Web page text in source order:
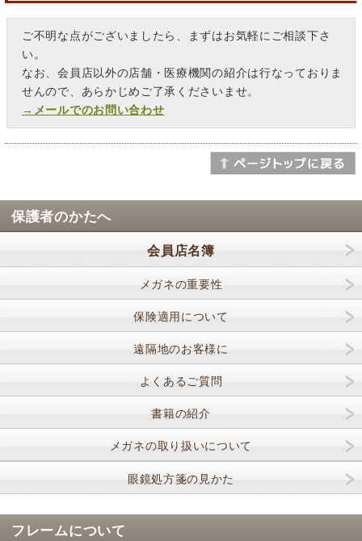
ご不明な点がございましたら、まずはお気軽にご相談下さ
い。
なお、会員店以外の店舗・医療機関の紹介は行なっておりま
せんので、あらかじめご了承くださいませ。
→メールでのお問い合わせ
保護者のかたへ
会員店名簿
メガネの重要性
保険適用について
遠隔地のお客様に
よくあるご質問
書籍の紹介
メガネの取り扱いについて
眼鏡処方箋の見かた
フレームについて